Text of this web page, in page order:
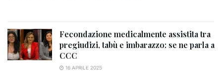
Fecondazione medicalmente assistita tra
pregiudizi, tabù e imbarazzo: se ne parla a
CCC
16 APRILE 2025